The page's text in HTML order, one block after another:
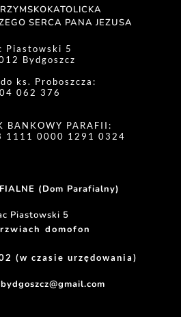
SERCA PANA JEZUSA
Piastowski 5
Bydgoszcz
ks. Proboszcza:
062 376
BANKOWY PARAFII:
1111 0000 1291 0324
(Dom Parafialny)
Piastowski 5
domofon
(w czasie urzędowania)